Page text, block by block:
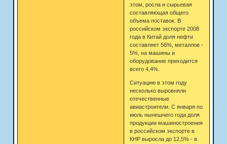
этом, росла и сырьевая
составляющая общего
объема поставок. В
российском экспорте 2008
года в Китай доля нефти
составляет 56%, металлов -
5%, на машины и
оборудование приходится
всего 4,4%.
Ситуацию в этом году
несколько выровняли
отечественные
авиастроители. С января по
июль нынешнего года доля
продукции машиностроения
в российском экспорте в
КНР выросла до 12,5% - в